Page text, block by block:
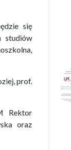
się
studiów
prof.
Rektor
oraz